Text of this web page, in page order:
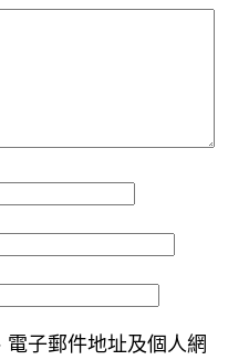
子郵件地址及個人網